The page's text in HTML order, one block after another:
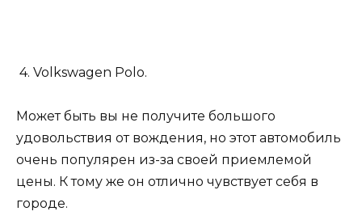
4. Volkswagen Polo.
Может быть вы не получите большого
удовольствия от вождения, но этот автомобиль
очень популярен из-за своей приемлемой
цены. К тому же он отлично чувствует себя в
городе.